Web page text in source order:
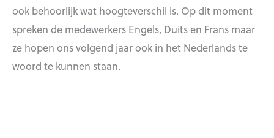
ook behoorlijk wat hoogteverschil is. Op dit moment
spreken de medewerkers Engels, Duits en Frans maar
ze hopen ons volgend jaar ook in het Nederlands te
woord te kunnen staan.